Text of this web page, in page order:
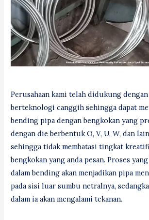
Perusahaan kami telah didukung dengan
berteknologi canggih sehingga dapat
bending pipa dengan bengkokan yang
dengan die berbentuk O, V, U, W, dan
sehingga tidak membatasi tingkat
bengkokan yang anda pesan. Proses
dalam bending akan menjadikan pipa
pada sisi luar sumbu netralnya,
dalam ia akan mengalami tekanan.